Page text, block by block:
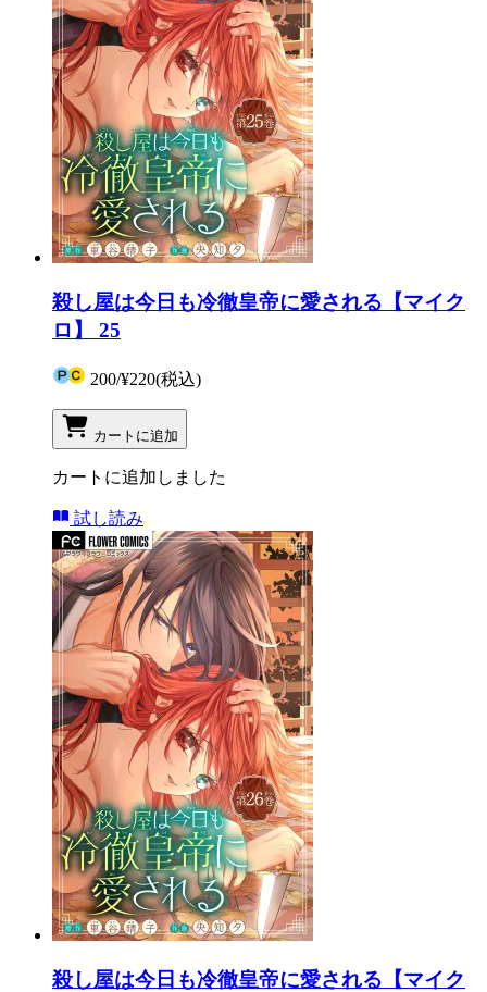
殺し屋は今日も冷徹皇帝に愛される【マイク
ロ】 25
200/¥220(税込)
カートに追加
カートに追加しました
試し読み
殺し屋は今日も冷徹皇帝に愛される【マイク